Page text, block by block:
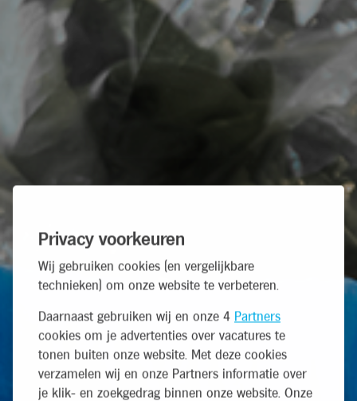
Privacy voorkeuren
Wij gebruiken cookies (en vergelijkbare
technieken) om onze website te verbeteren.
Daarnaast gebruiken wij en onze 4 Partners
cookies om je advertenties over vacatures te
tonen buiten onze website. Met deze cookies
verzamelen wij en onze Partners informatie over
je klik- en zoekgedrag binnen onze website. Onze